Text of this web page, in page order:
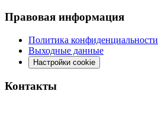
Правовая информация
Политика конфиденциальности
Выходные данные
Настройки cookie
Контакты